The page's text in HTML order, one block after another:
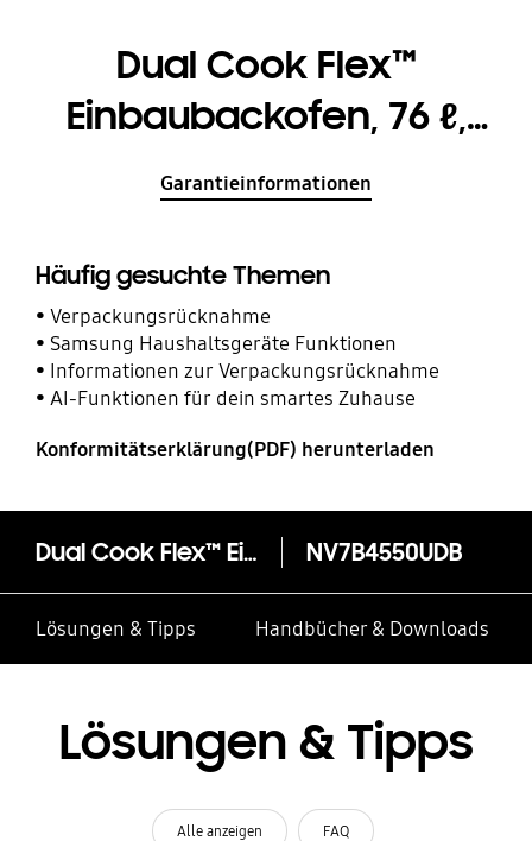
Dual Cook Flex™
Einbaubackofen, 76 ℓ,
A+*, Pyrolyse, Black
Garantieinformationen
Häufig gesuchte Themen
Verpackungsrücknahme
Samsung Haushaltsgeräte Funktionen
Informationen zur Verpackungsrücknahme
AI-Funktionen für dein smartes Zuhause
Konformitätserklärung(PDF) herunterladen
Dual Cook Flex™ Einbaubackofen, 76 ℓ, A+*, Pyrolyse, Black Stainless Steel, Serie 4 NV7B4550UDB
Lösungen & Tipps Handbücher & Downloads
Lösungen & Tipps
Alle anzeigen FAQ